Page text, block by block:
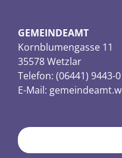
GEMEINDEAMT
Kornblumengasse 11
35578 Wetzlar
Telefon: (06441) 9443-0
E-Mail: